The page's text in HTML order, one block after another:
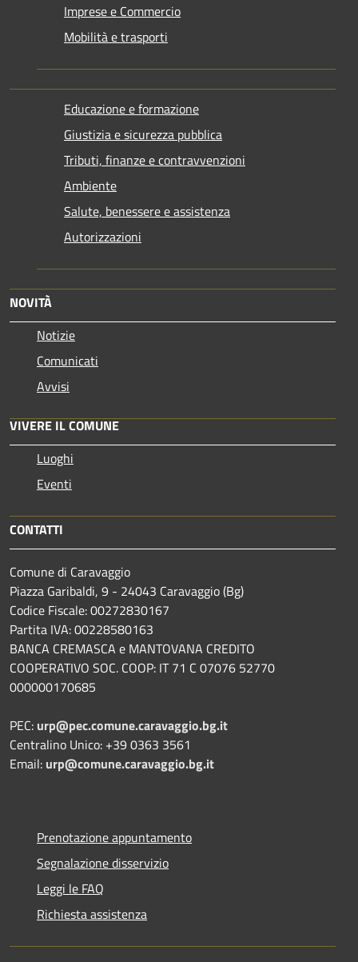
Imprese e Commercio
Mobilità e trasporti
Educazione e formazione
Giustizia e sicurezza pubblica
Tributi, finanze e contravvenzioni
Ambiente
Salute, benessere e assistenza
Autorizzazioni
NOVITÀ
Notizie
Comunicati
Avvisi
VIVERE IL COMUNE
Luoghi
Eventi
CONTATTI
Comune di Caravaggio
Piazza Garibaldi, 9 - 24043 Caravaggio (Bg)
Codice Fiscale: 00272830167
Partita IVA: 00228580163
BANCA CREMASCA e MANTOVANA CREDITO
COOPERATIVO SOC. COOP: IT 71 C 07076 52770
000000170685
PEC: urp@pec.comune.caravaggio.bg.it
Centralino Unico: +39 0363 3561
Email: urp@comune.caravaggio.bg.it
Prenotazione appuntamento
Segnalazione disservizio
Leggi le FAQ
Richiesta assistenza